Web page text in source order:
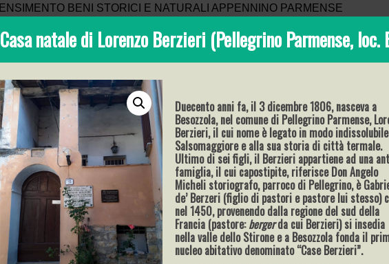
Casa natale di Lorenzo Berzieri (Pellegrino Parmense,
Duecento anni fa, il 3 dicembre 1806, nasceva a
Besozzola, nel comune di Pellegrino Parmense,
Berzieri, il cui nome è legato in modo
Salsomaggiore e alla sua storia di città termale.
Ultimo di sei figli, il Berzieri appartiene ad una
famiglia, il cui capostipite, riferisce Don Angelo
Micheli storiografo, parroco di Pellegrino, è
de’ Berzeri (figlio di pastori e pastore lui stesso)
nel 1450, provenendo dalla regione del sud della
Francia (pastore:bergerda cui Berzieri) si insedia
nella valle dello Stirone e a Besozzola fonda il
nucleo abitativo denominato “Case Berzieri”.